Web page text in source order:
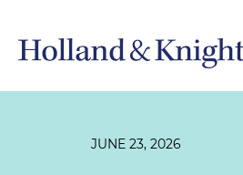
JUNE 23, 2026